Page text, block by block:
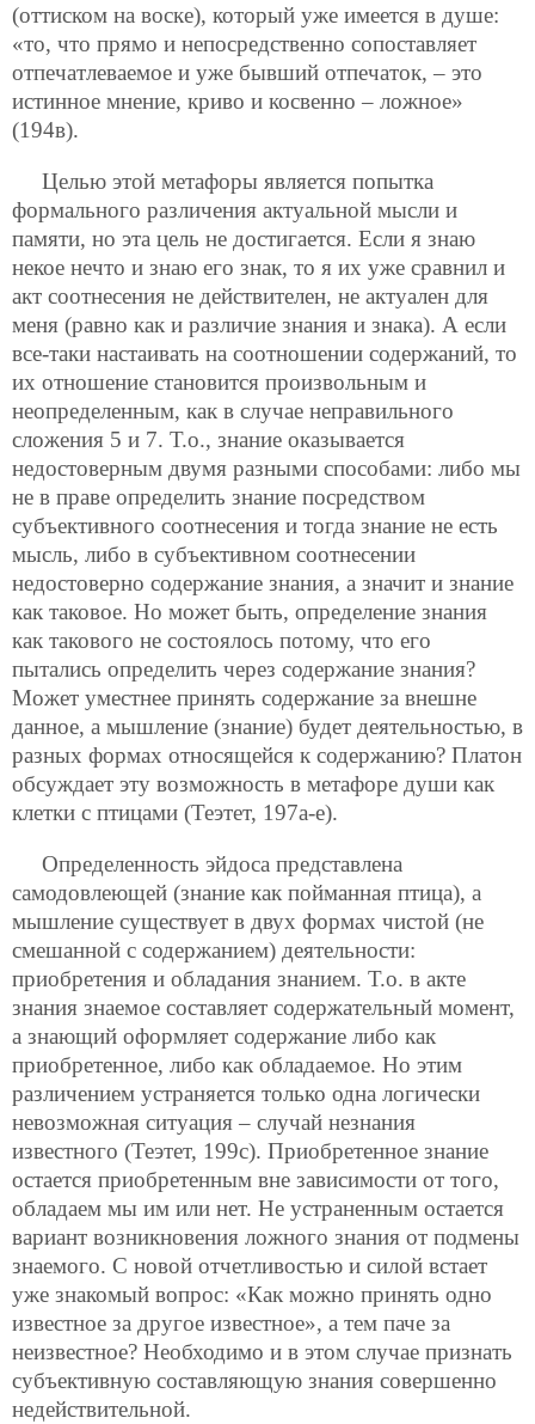
(оттиском на воске), который уже имеется в душе:
«то, что прямо и непосредственно сопоставляет
отпечатлеваемое и уже бывший отпечаток, – это
истинное мнение, криво и косвенно – ложное»
(194в).
Целью этой метафоры является попытка
формального различения актуальной мысли и
памяти, но эта цель не достигается. Если я знаю
некое нечто и знаю его знак, то я их уже сравнил и
акт соотнесения не действителен, не актуален для
меня (равно как и различие знания и знака). А если
все-таки настаивать на соотношении содержаний, то
их отношение становится произвольным и
неопределенным, как в случае неправильного
сложения 5 и 7. Т.о., знание оказывается
недостоверным двумя разными способами: либо мы
не в праве определить знание посредством
субъективного соотнесения и тогда знание не есть
мысль, либо в субъективном соотнесении
недостоверно содержание знания, а значит и знание
как таковое. Но может быть, определение знания
как такового не состоялось потому, что его
пытались определить через содержание знания?
Может уместнее принять содержание за внешне
данное, а мышление (знание) будет деятельностью, в
разных формах относящейся к содержанию? Платон
обсуждает эту возможность в метафоре души как
клетки с птицами (Теэтет, 197а-е).
Определенность эйдоса представлена
самодовлеющей (знание как пойманная птица), а
мышление существует в двух формах чистой (не
смешанной с содержанием) деятельности:
приобретения и обладания знанием. Т.о. в акте
знания знаемое составляет содержательный момент,
а знающий оформляет содержание либо как
приобретенное, либо как обладаемое. Но этим
различением устраняется только одна логически
невозможная ситуация – случай незнания
известного (Теэтет, 199с). Приобретенное знание
остается приобретенным вне зависимости от того,
обладаем мы им или нет. Не устраненным остается
вариант возникновения ложного знания от подмены
знаемого. С новой отчетливостью и силой встает
уже знакомый вопрос: «Как можно принять одно
известное за другое известное», а тем паче за
неизвестное? Необходимо и в этом случае признать
субъективную составляющую знания совершенно
недействительной.